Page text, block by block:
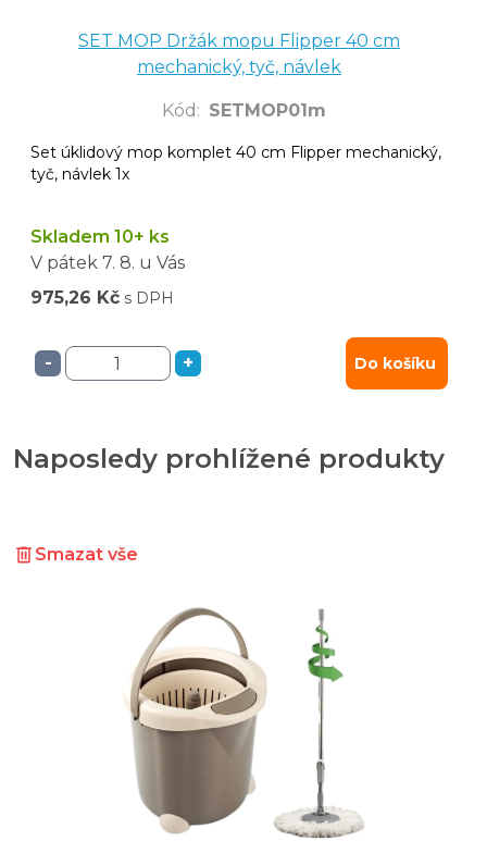
SET MOP Držák mopu Flipper 40 cm
mechanický, tyč, návlek
Kód : SETMOP01m
Set úklidový mop komplet 40 cm Flipper mechanický,
tyč, návlek 1x
Skladem 10+ ks
V pátek 7. 8. u Vás
975,26 Kč s DPH
- + Do košíku
Naposledy prohlížené produkty
Smazat vše